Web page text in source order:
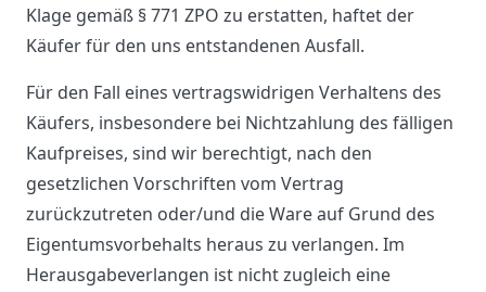
Klage gemäß § 771 ZPO zu erstatten, haftet der
Käufer für den uns entstandenen Ausfall.
Für den Fall eines vertragswidrigen Verhaltens des
Käufers, insbesondere bei Nichtzahlung des fälligen
Kaufpreises, sind wir berechtigt, nach den
gesetzlichen Vorschriften vom Vertrag
zurückzutreten oder/und die Ware auf Grund des
Eigentumsvorbehalts heraus zu verlangen. Im
Herausgabeverlangen ist nicht zugleich eine